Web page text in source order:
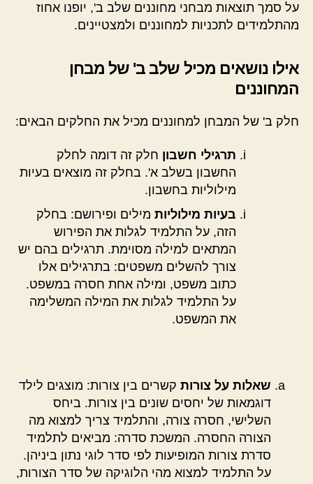
על סמך תוצאות מבחני מחוננים שלב ב', יופנו אחוז
מהתלמידים לתכניות למחוננים ולמצטיינים.
אילו נושאים מכיל שלב ב' של מבחן
המחוננים
חלק ב' של המבחן למחוננים מכיל את החלקים הבאים:
תרגילי חשבון חלק זה דומה לחלק
החשבון בשלב א'. בחלק זה מוצאים בעיות
מילוליות בחשבון.
בעיות מילוליות מילים ופירושם: בחלק
הזה, על התלמיד לגלות את הפירוש
המתאים למילה מסוימת. תרגילים בהם יש
צורך להשלים משפטים: בתרגילים אלו
כתוב משפט, ומילה אחת חסרה במשפט.
על התלמיד לגלות את המילה המשלימה
את המשפט.
שאלות על צורות קשרים בין צורות: מוצגים לילד
דוגמאות של יחסים שונים בין צורות. ביחס
השלישי, חסרה צורה, והתלמיד צריך למצוא מה
הצורה החסרה. המשכת סדרה: מביאים לתלמיד
סדרת צורות המופיעות לפי סדר לוגי נתון ביניהן.
על התלמיד למצוא מהי הלוגיקה של סדר הצורות,